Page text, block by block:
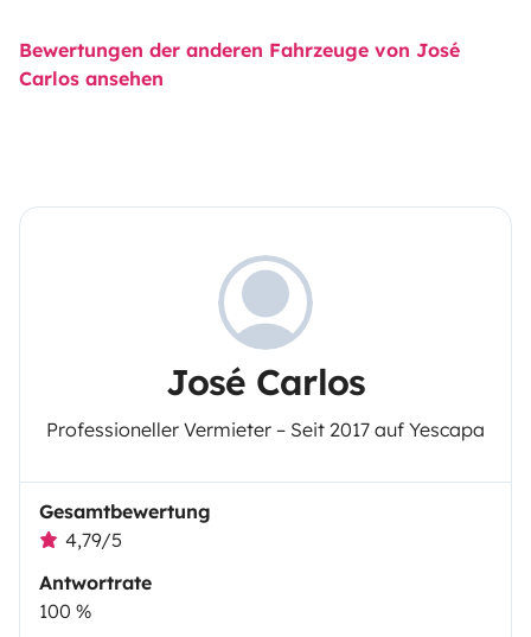
Bewertungen der anderen Fahrzeuge von José
Carlos ansehen
José Carlos
Professioneller Vermieter – Seit 2017 auf Yescapa
Gesamtbewertung
4,79/5
Antwortrate
100 %